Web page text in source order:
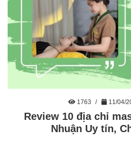
1763 11/04/
Review 10 địa chỉ
Nhuận Uy tín,